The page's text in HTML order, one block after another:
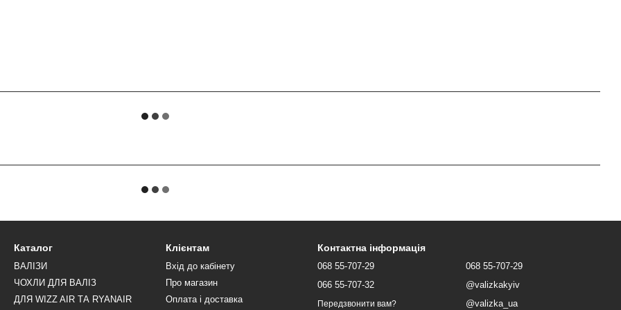
Каталог
ВАЛІЗИ
ЧОХЛИ ДЛЯ ВАЛІЗ
ДЛЯ WIZZ AIR ТА RYANAIR
Клієнтам
Вхід до кабінету
Про магазин
Оплата і доставка
Контактна інформація
068 55-707-29
066 55-707-32
Передзвонити вам?
068 55-707-29
@valizkakyiv
@valizka_ua